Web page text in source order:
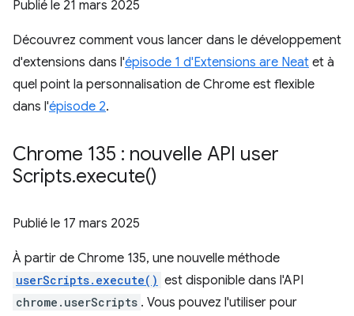
Publié le 21 mars 2025
Découvrez comment vous lancer dans le développement
d'extensions dans l'épisode 1 d'Extensions are Neat et à
quel point la personnalisation de Chrome est flexible
dans l'épisode 2.
Chrome 135 : nouvelle API user
Scripts.execute()
Publié le 17 mars 2025
À partir de Chrome 135, une nouvelle méthode
userScripts.execute() est disponible dans l'API
chrome.userScripts . Vous pouvez l'utiliser pour